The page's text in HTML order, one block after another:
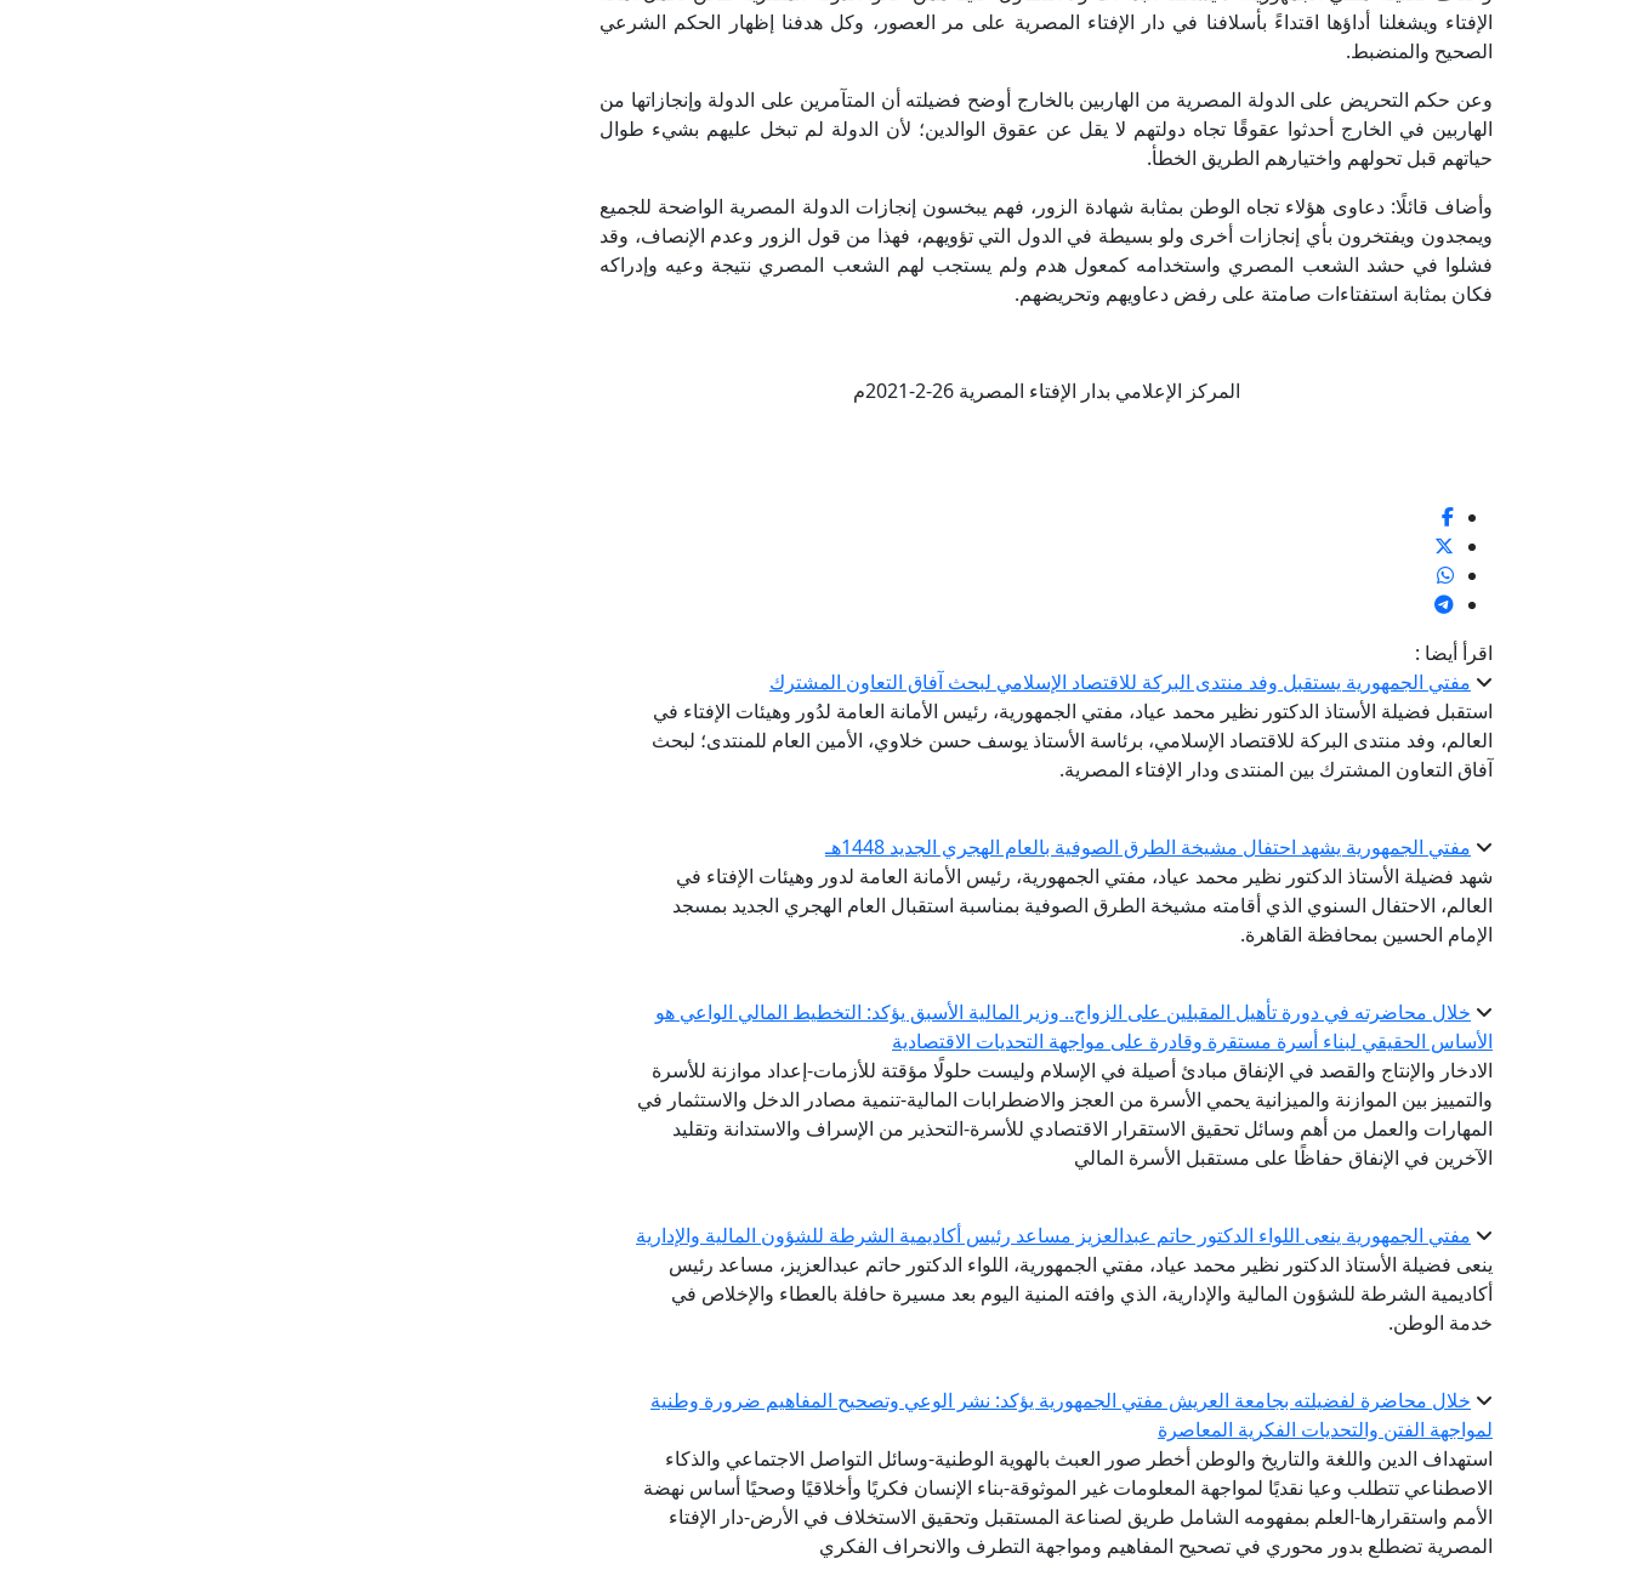
الإفتاء ويشغلنا أداؤها اقتداءً بأسلافنا في دار الإفتاء المصرية على مر العصور، وكل هدفنا إظهار الحكم الشرعي
الصحيح والمنضبط.
وعن حكم التحريض على الدولة المصرية من الهاربين بالخارج أوضح فضيلته أن المتآمرين على الدولة وإنجازاتها من
الهاربين في الخارج أحدثوا عقوقًا تجاه دولتهم لا يقل عن عقوق الوالدين؛ لأن الدولة لم تبخل عليهم بشيء طوال
حياتهم قبل تحولهم واختيارهم الطريق الخطأ.
وأضاف قائلًا: دعاوى هؤلاء تجاه الوطن بمثابة شهادة الزور، فهم يبخسون إنجازات الدولة المصرية الواضحة للجميع
ويمجدون ويفتخرون بأي إنجازات أخرى ولو بسيطة في الدول التي تؤويهم، فهذا من قول الزور وعدم الإنصاف، وقد
فشلوا في حشد الشعب المصري واستخدامه كمعول هدم ولم يستجب لهم الشعب المصري نتيجة وعيه وإدراكه
فكان بمثابة استفتاءات صامتة على رفض دعاويهم وتحريضهم.
المركز الإعلامي بدار الإفتاء المصرية 26-2-2021م
اقرأ أيضا :
مفتي الجمهورية يستقبل وفد منتدى البركة للاقتصاد الإسلامي لبحث آفاق التعاون المشترك
استقبل فضيلة الأستاذ الدكتور نظير محمد عياد، مفتي الجمهورية، رئيس الأمانة العامة لدُور وهيئات الإفتاء في
العالم، وفد منتدى البركة للاقتصاد الإسلامي، برئاسة الأستاذ يوسف حسن خلاوي، الأمين العام للمنتدى؛ لبحث
آفاق التعاون المشترك بين المنتدى ودار الإفتاء المصرية.
مفتي الجمهورية يشهد احتفال مشيخة الطرق الصوفية بالعام الهجري الجديد 1448هـ
شهد فضيلة الأستاذ الدكتور نظير محمد عياد، مفتي الجمهورية، رئيس الأمانة العامة لدور وهيئات الإفتاء في
العالم، الاحتفال السنوي الذي أقامته مشيخة الطرق الصوفية بمناسبة استقبال العام الهجري الجديد بمسجد
الإمام الحسين بمحافظة القاهرة.
خلال محاضرته في دورة تأهيل المقبلين على الزواج.. وزير المالية الأسبق يؤكد: التخطيط المالي الواعي هو
الأساس الحقيقي لبناء أسرة مستقرة وقادرة على مواجهة التحديات الاقتصادية
الادخار والإنتاج والقصد في الإنفاق مبادئ أصيلة في الإسلام وليست حلولًا مؤقتة للأزمات-إعداد موازنة للأسرة
والتمييز بين الموازنة والميزانية يحمي الأسرة من العجز والاضطرابات المالية-تنمية مصادر الدخل والاستثمار في
المهارات والعمل من أهم وسائل تحقيق الاستقرار الاقتصادي للأسرة-التحذير من الإسراف والاستدانة وتقليد
الآخرين في الإنفاق حفاظًا على مستقبل الأسرة المالي
مفتي الجمهورية ينعى اللواء الدكتور حاتم عبدالعزيز مساعد رئيس أكاديمية الشرطة للشؤون المالية والإدارية
ينعى فضيلة الأستاذ الدكتور نظير محمد عياد، مفتي الجمهورية، اللواء الدكتور حاتم عبدالعزيز، مساعد رئيس
أكاديمية الشرطة للشؤون المالية والإدارية، الذي وافته المنية اليوم بعد مسيرة حافلة بالعطاء والإخلاص في
خدمة الوطن.
خلال محاضرة لفضيلته بجامعة العريش مفتي الجمهورية يؤكد: نشر الوعي وتصحيح المفاهيم ضرورة وطنية
لمواجهة الفتن والتحديات الفكرية المعاصرة
استهداف الدين واللغة والتاريخ والوطن أخطر صور العبث بالهوية الوطنية-وسائل التواصل الاجتماعي والذكاء
الاصطناعي تتطلب وعيا نقديًا لمواجهة المعلومات غير الموثوقة-بناء الإنسان فكريًا وأخلاقيًا وصحيًا أساس نهضة
الأمم واستقرارها-العلم بمفهومه الشامل طريق لصناعة المستقبل وتحقيق الاستخلاف في الأرض-دار الإفتاء
المصرية تضطلع بدور محوري في تصحيح المفاهيم ومواجهة التطرف والانحراف الفكري